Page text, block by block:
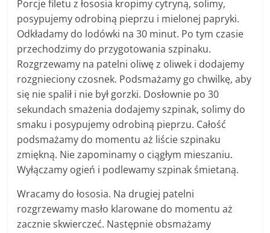
Porcje filetu z łososia kropimy cytryną, solimy,
posypujemy odrobiną pieprzu i mielonej papryki.
Odkładamy do lodówki na 30 minut. Po tym czasie
przechodzimy do przygotowania szpinaku.
Rozgrzewamy na patelni oliwę z oliwek i dodajemy
rozgnieciony czosnek. Podsmażamy go chwilkę, aby
się nie spalił i nie był gorzki. Dosłownie po 30
sekundach smażenia dodajemy szpinak, solimy do
smaku i posypujemy odrobiną pieprzu. Całość
podsmażamy do momentu aż liście szpinaku
zmiękną. Nie zapominamy o ciągłym mieszaniu.
Wyłączamy ogień i podlewamy szpinak śmietaną.
Wracamy do łososia. Na drugiej patelni
rozgrzewamy masło klarowane do momentu aż
zacznie skwierczeć. Następnie obsmażamy